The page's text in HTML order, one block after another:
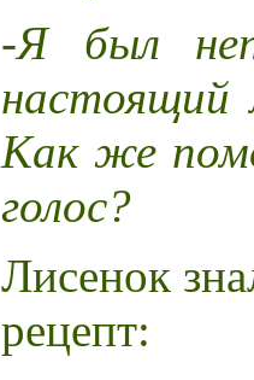
-Я был
настоящий
Как же
голос?
Лисенок
рецепт: